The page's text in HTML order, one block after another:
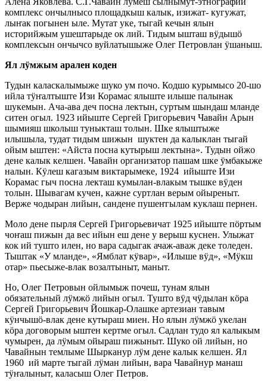
комплекс ончылнысо площадкыш калык, изижат- кугужат,
лыҥак погынен ыле. Мутат уке, тыгай кечын ялын
историйжым ушештарыде ок лий. Тидым ышташ вӱдышӧ
комплексын ончычсо вуйлатышыже Олег Петровлан ӱшаныш.
Ял лӱмжым арален коден
Тудын каласкалымыже шуко ум почо. Кодшо курымысо 20-шо
ийла тӱҥалтыште Изи Корамас ялыште илыше палынак
шукемын. Ача-ава деч посна лектын, суртым шындаш мланде
ситен огыл. 1923 ийыште Сергей Григорьевич Чавайн Арын
шымияш школыш туныкташ толын. Шке ялыштыже
илышыла, тудат тидым шижын шуктен да калыклан тыгай
ойым ыштен: «Айста посна кутырыш лектына». Тудын ойжо
дене калык келшен. Чавайн организатор пашам шке ӱмбакыже
налын. Кӱлеш кагазым виктарымеке, 1924 ийыште Изи
Корамас гыч посна лекташ кумылан-влакым тышке вӱден
толын. Шывагам кучен, кажне суртлан верым ойыреныт.
Верже чодыран лийын, сандене пушеҥгылам куклаш пернен.
Моло дене пырля Сергей Григорьевичат 1925 ийыште пӧртым
чоҥаш пижын да вес ийын еш дене у верыш куснен. Улыжат
кок ий тушто илен, но вара садыгак ачаж-аваж деке толеден.
Тыштак «У мланде», «Ямблат кӱвар», «Илыше вӱд», «Мӱкш
отар» пьесыже-влак возалтыныт, маныт.
Но, Олег Петровын ойлымыж почеш, тунам ялын
обязательный лӱмжӧ лийын огыл. Тушто вӱд чӱдылан кӧра
Сергей Григорьевич Йошкар-Олашке артезиан тавым
кӱнчышӧ-влак дене кутыраш миен. Но ялын лӱмжӧ укелан
кӧра договорым ыштен кертме огыл. Садлан тудо ял калыкым
чумырен, да лӱмым ойыраш пижыныт. Шуко ой лийын, но
Чавайнын темлыме Шырканур лӱм дене калык келшен. Ял
1960 ий марте тыгай лӱман лийын, вара Чавайнур манаш
тӱҥалыныт, каласыш Олег Петров.